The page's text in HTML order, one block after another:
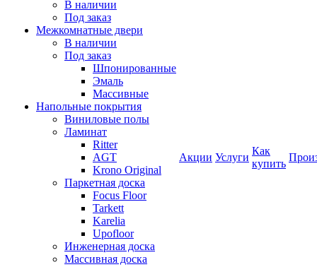
В наличии
Под заказ
Межкомнатные двери
В наличии
Под заказ
Шпонированные
Эмаль
Массивные
Напольные покрытия
Виниловые полы
Ламинат
Ritter
AGT
Krono Original
Паркетная доска
Focus Floor
Tarkett
Karelia
Upofloor
Инженерная доска
Массивная доска
Акции Услуги
Как
купить